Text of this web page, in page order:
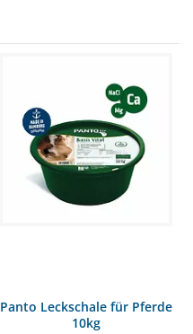
Panto Leckschale für Pferde
10kg